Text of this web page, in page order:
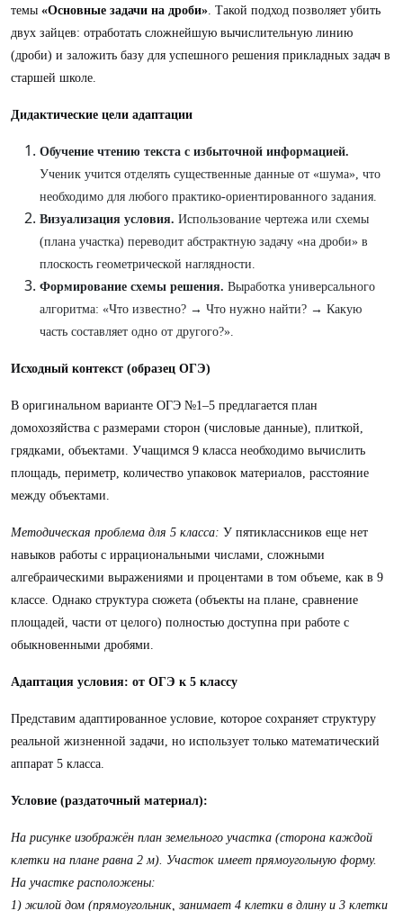
темы «Основные задачи на дроби». Такой подход позволяет убить
двух зайцев: отработать сложнейшую вычислительную линию
(дроби) и заложить базу для успешного решения прикладных задач в
старшей школе.
Дидактические цели адаптации
Обучение чтению текста с избыточной информацией.
Ученик учится отделять существенные данные от «шума», что
необходимо для любого практико-ориентированного задания.
Визуализация условия. Использование чертежа или схемы
(плана участка) переводит абстрактную задачу «на дроби» в
плоскость геометрической наглядности.
Формирование схемы решения. Выработка универсального
алгоритма: «Что известно? → Что нужно найти? → Какую
часть составляет одно от другого?».
Исходный контекст (образец ОГЭ)
В оригинальном варианте ОГЭ №1–5 предлагается план
домохозяйства с размерами сторон (числовые данные), плиткой,
грядками, объектами. Учащимся 9 класса необходимо вычислить
площадь, периметр, количество упаковок материалов, расстояние
между объектами.
Методическая проблема для 5 класса: У пятиклассников еще нет
навыков работы с иррациональными числами, сложными
алгебраическими выражениями и процентами в том объеме, как в 9
классе. Однако структура сюжета (объекты на плане, сравнение
площадей, части от целого) полностью доступна при работе с
обыкновенными дробями.
Адаптация условия: от ОГЭ к 5 классу
Представим адаптированное условие, которое сохраняет структуру
реальной жизненной задачи, но использует только математический
аппарат 5 класса.
Условие (раздаточный материал):
На рисунке изображён план земельного участка (сторона каждой
клетки на плане равна 2 м). Участок имеет прямоугольную форму.
На участке расположены:
1) жилой дом (прямоугольник, занимает 4 клетки в длину и 3 клетки